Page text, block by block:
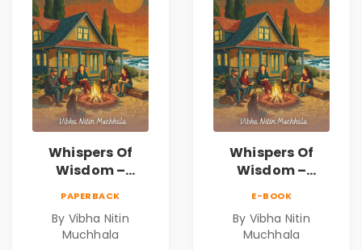
Whispers Of
Wisdom –
Meaningful
Journey | Vibha
PAPERBACK
By Vibha Nitin
Muchhala
Whispers Of
Wisdom –
Meaningful
Journey | Vibha
E-BOOK
By Vibha Nitin
Muchhala